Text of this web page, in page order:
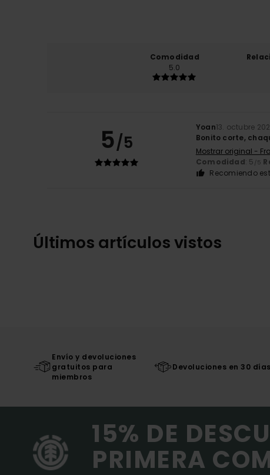
Comodidad
5.0
5/5
Yoan13. octubre
Bonito corte,
Mostrar original -
Comodidad: 5 /5
Recomiendo
Últimos artículos vistos
Envío y devoluciones
gratuitos para
miembros
Devoluciones en 30 días
15% DE
PRIMERA